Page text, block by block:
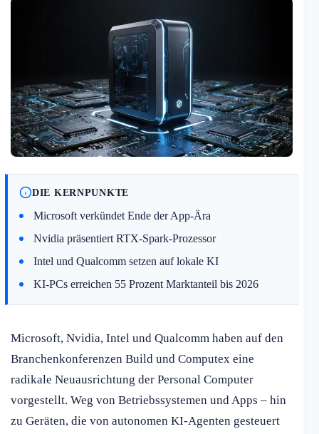
DIE KERNPUNKTE
Microsoft verkündet Ende der App-Ära
Nvidia präsentiert RTX-Spark-Prozessor
Intel und Qualcomm setzen auf lokale KI
KI-PCs erreichen 55 Prozent Marktanteil bis 2026
Microsoft, Nvidia, Intel und Qualcomm haben auf den
Branchenkonferenzen Build und Computex eine
radikale Neuausrichtung der Personal Computer
vorgestellt. Weg von Betriebssystemen und Apps – hin
zu Geräten, die von autonomen KI-Agenten gesteuert